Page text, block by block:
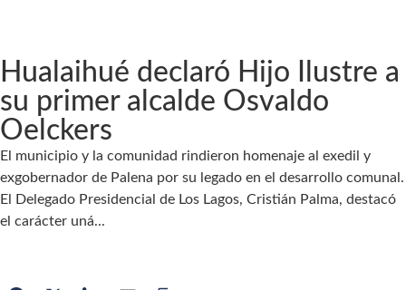
Hualaihué declaró Hijo Ilustre a
su primer alcalde Osvaldo
Oelckers
El municipio y la comunidad rindieron homenaje al exedil y
exgobernador de Palena por su legado en el desarrollo comunal.
El Delegado Presidencial de Los Lagos, Cristián Palma, destacó
el carácter uná...